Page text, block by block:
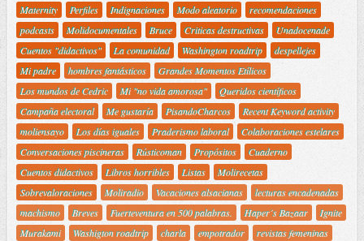
Maternity
Perfiles Indignaciones Modo aleatorio
recomendaciones
podcasts
Molidocumentales Bruce Criticas destructivas
Unadocenade
Cuentos "didactivos"
La comunidad Washington roadtrip
despellejes
Mi padre
hombres fantásticos
Grandes Momentos Etílicos
Los mundos de Cedric
Mi "no vida amorosa"
Queridos científicos
Campaña electoral
Me gustaría PisandoCharcos
Recent Keyword activity
moliensayo
Los días iguales Praderismo laboral
Colaboraciones estelares
Conversaciones piscineras
Rústicoman Propósitos
Cuaderno
Cuentos didactivos
Libros horribles Listas
Molirecetas
Sobrevaloraciones
Moliradio Vacaciones alsacianas
lecturas encadenadas
machismo
Breves Fuerteventura en 500 palabras. Haper´s Bazaar
Ignite
Murakami
Washigton roadtrip charla empotrador
revistas femeninas